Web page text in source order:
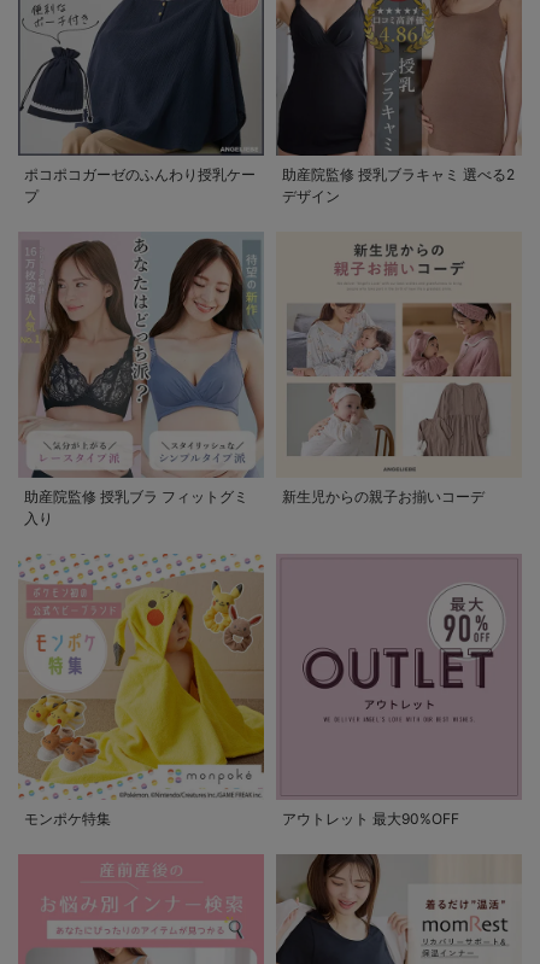
ポコポコガーゼのふんわり授乳ケー
プ
助産院監修 授乳ブラキャミ 選べる2
デザイン
助産院監修 授乳ブラ フィットグミ
入り
新生児からの親子お揃いコーデ
モンポケ特集 アウトレット 最大90%OFF